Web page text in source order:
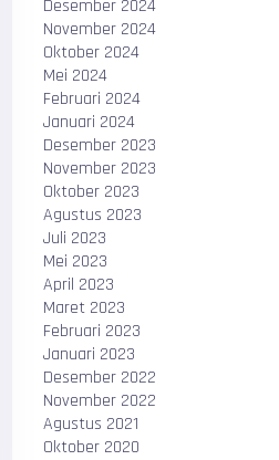
Desember 2024
November 2024
Oktober 2024
Mei 2024
Februari 2024
Januari 2024
Desember 2023
November 2023
Oktober 2023
Agustus 2023
Juli 2023
Mei 2023
April 2023
Maret 2023
Februari 2023
Januari 2023
Desember 2022
November 2022
Agustus 2021
Oktober 2020